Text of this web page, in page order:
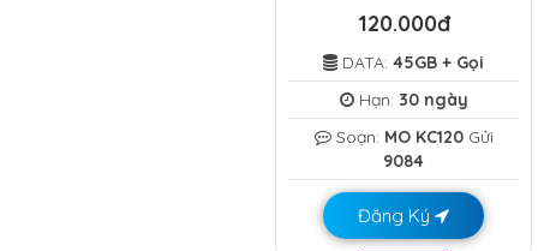
120.000đ
DATA: 45GB + Gọi
Hạn: 30 ngày
Soạn: MO KC120Gửi
9084
Đăng Ký